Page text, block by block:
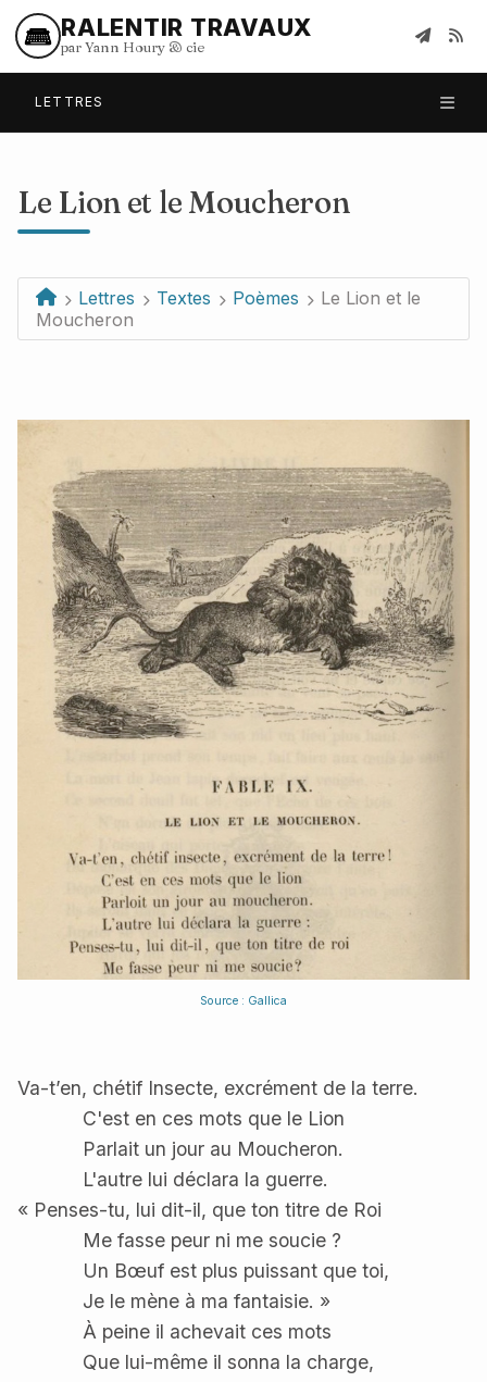
RALENTIR TRAVAUX
par Yann Houry & cie
LETTRES
Le Lion et le Moucheron
Lettres Textes Poèmes
Le Lion et le
Moucheron
Source : Gallica
Va-t’en, chétif Insecte, excrément de la terre.
C'est en ces mots que le Lion
Parlait un jour au Moucheron.
L'autre lui déclara la guerre.
« Penses-tu, lui dit-il, que ton titre de Roi
Me fasse peur ni me soucie ?
Un Bœuf est plus puissant que toi,
Je le mène à ma fantaisie. »
À peine il achevait ces mots
Que lui-même il sonna la charge,